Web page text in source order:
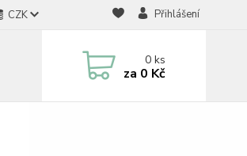
CZK Přihlášení
0ks
za 0 Kč